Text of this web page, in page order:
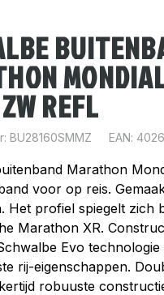
REFL
BU28160SMMZ EAN:
Marathon
voor op reis.
Het profiel spiegelt zich
Marathon XR.
Evo
rij-eigenschappen.
robuuste